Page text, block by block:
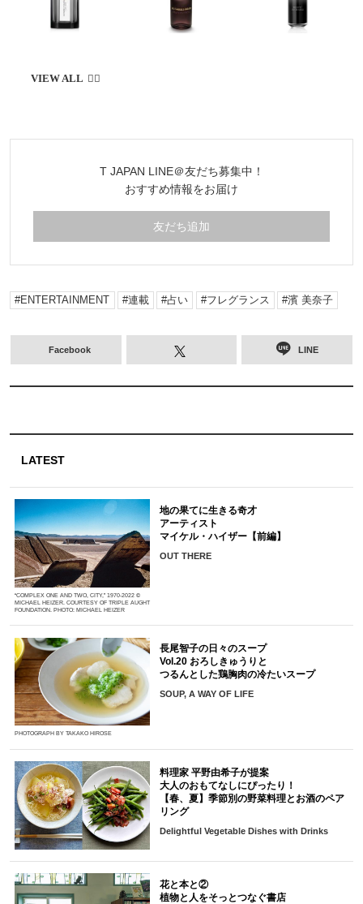
T JAPAN LINE＠友だち募集中！
おすすめ情報をお届け
友だち追加
ENTERTAINMENT 連載 占い フレグランス 濱 美奈子
Facebook LINE
LATEST
“COMPLEX ONE AND TWO, CITY,” 1970-2022 ©
MICHAEL HEIZER. COURTESY OF TRIPLE AUGHT
FOUNDATION. PHOTO: MICHAEL HEIZER
地の果てに生きる奇才
アーティスト
マイケル・ハイザー【前編】
OUT THERE
PHOTOGRAPH BY TAKAKO HIROSE
長尾智子の日々のスープ
Vol.20 おろしきゅうりと
つるんとした鶏胸肉の冷たいスープ
SOUP, A WAY OF LIFE
料理家 平野由希子が提案
大人のおもてなしにぴったり！
【春、夏】季節別の野菜料理とお酒のペア
リング
Delightful Vegetable Dishes with Drinks
花と本と②
植物と人をそっとつなぐ書店